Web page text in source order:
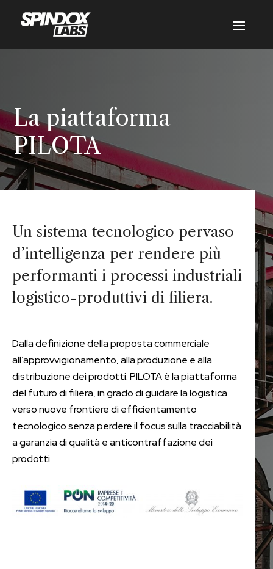
La piattaforma
PILOTA
Un sistema tecnologico pervaso
d’intelligenza per rendere più
performanti i processi industriali
logistico-produttivi di filiera.
Dalla definizione della proposta commerciale
all’approvvigionamento, alla produzione e alla
distribuzione dei prodotti. PILOTA è la piattaforma
del futuro di filiera, in grado di guidare la logistica
verso nuove frontiere di efficientamento
tecnologico senza perdere il focus sulla tracciabilità
a garanzia di qualità e anticontraffazione dei
prodotti.